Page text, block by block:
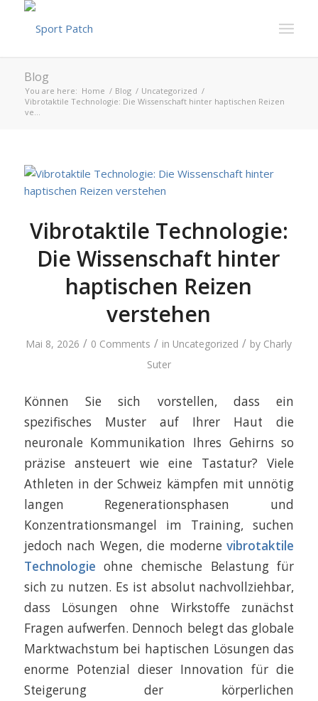
Blog
You are here: Home / Blog / Uncategorized /
Vibrotaktile Technologie: Die Wissenschaft hinter haptischen Reizen
ve...
Vibrotaktile Technologie:
Die Wissenschaft hinter
haptischen Reizen
verstehen
Mai 8, 2026 / 0 Comments / in Uncategorized / by Charly
Suter
Können Sie sich vorstellen, dass ein
spezifisches Muster auf Ihrer Haut die
neuronale Kommunikation Ihres Gehirns so
präzise ansteuert wie eine Tastatur? Viele
Athleten in der Schweiz kämpfen mit unnötig
langen Regenerationsphasen und
Konzentrationsmangel im Training, suchen
jedoch nach Wegen, die modernevibrotaktile
Technologie ohne chemische Belastung für
sich zu nutzen. Es ist absolut nachvollziehbar,
dass Lösungen ohne Wirkstoffe zunächst
Fragen aufwerfen. Dennoch belegt das globale
Marktwachstum bei haptischen Lösungen das
enorme Potenzial dieser Innovation für die
Steigerung der körperlichen